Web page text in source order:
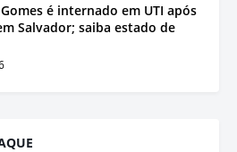
é internado em UTI após
Salvador; saiba estado de